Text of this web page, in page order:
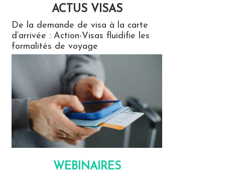
ACTUS VISAS
De la demande de visa à la carte
d’arrivée : Action-Visas fluidifie les
formalités de voyage
WEBINAIRES